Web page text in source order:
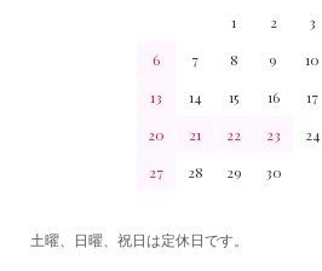
1
2 3
6
7 8 9 10
13
14 15 16 17
20
21 22 23 24
27
28 29 30
土曜、日曜、祝日は定休日です。